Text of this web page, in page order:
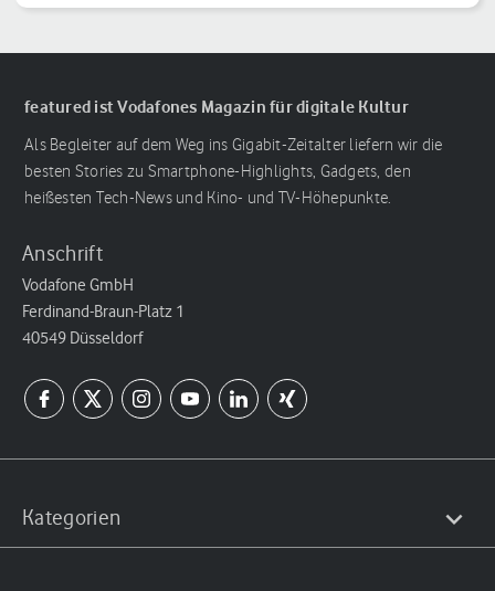
featured ist Vodafones Magazin für digitale Kultur
Als Begleiter auf dem Weg ins Gigabit-Zeitalter liefern wir die
besten Stories zu Smartphone-Highlights, Gadgets, den
heißesten Tech-News und Kino- und TV-Höhepunkte.
Anschrift
Vodafone GmbH
Ferdinand-Braun-Platz 1
40549 Düsseldorf
Kategorien